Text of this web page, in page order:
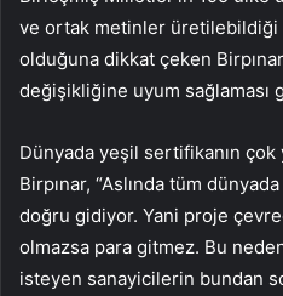
ve ortak metinler
olduğuna dikkat çeken
değişikliğine uyum sağlaması
Dünyada yeşil sertifikanın çok
Birpınar, “Aslında tüm
doğru gidiyor. Yani proje
olmazsa para gitmez. Bu
isteyen sanayicilerin bundan